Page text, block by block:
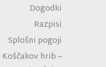
Dogodki
Razpisi
Splošni pogoji
Koščakov hrib –